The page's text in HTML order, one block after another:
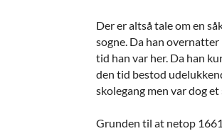
Der er altså tale om en
sogne. Da han
tid han var her. Da han
den tid bestod
skolegang men var dog
Grunden til at netop